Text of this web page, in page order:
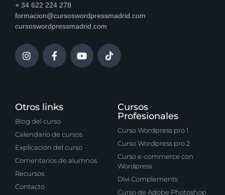
+ 34 622 224 278
formacion@cursoswordpressmadrid.com
cursoswordpressmadrid.com
Otros links
Blog del curso
Calendario de cursos
Explicación del curso
Comentarios de alumnos
Recursos
Contacto
Cursos
Profesionales
Curso Wordpress pro 1
Curso Wordpress pro 2
Curso e-commerce con
Wordpress
Divi Complements
Curso de Adobe Photoshop